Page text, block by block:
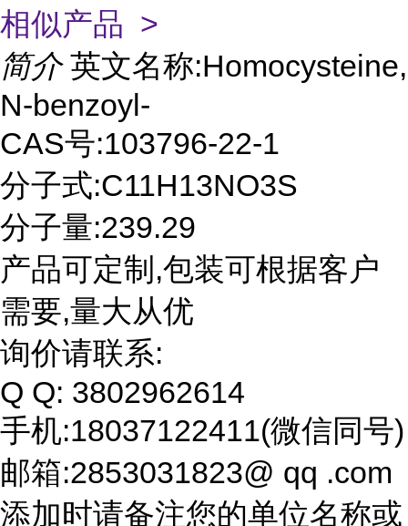
相似产品 >
简介 英文名称:Homocysteine,
N-benzoyl-
CAS号:103796-22-1
分子式:C11H13NO3S
分子量:239.29
产品可定制,包装可根据客户
需要,量大从优
询价请联系:
Q Q: 3802962614
手机:18037122411(微信同号)
邮箱:2853031823@ qq .com
添加时请备注您的单位名称或